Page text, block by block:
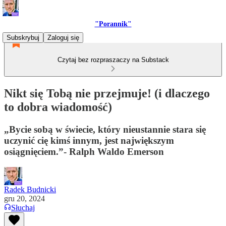
"Porannik"
Subskrybuj
Zaloguj się
Czytaj bez rozpraszaczy na Substack
Nikt się Tobą nie przejmuje! (i dlaczego
to dobra wiadomość)
„Bycie sobą w świecie, który nieustannie stara się
uczynić cię kimś innym, jest największym
osiągnięciem.”- Ralph Waldo Emerson
Radek Budnicki
gru 20, 2024
Słuchaj